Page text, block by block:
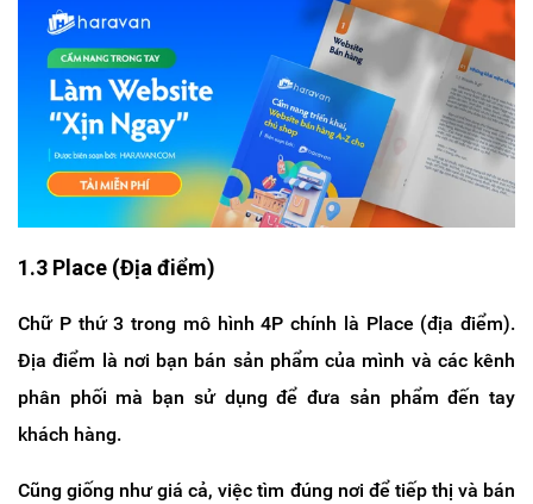
1.3 Place (Địa điểm)
Chữ P thứ 3 trong mô hình 4P chính là Place (địa điểm).
Địa điểm là nơi bạn bán sản phẩm của mình và các kênh
phân phối mà bạn sử dụng để đưa sản phẩm đến tay
khách hàng.
Cũng giống như giá cả, việc tìm đúng nơi để tiếp thị và bán